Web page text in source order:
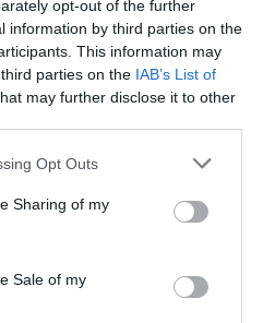
opt-out of the further
information by third parties on the
This information may
parties on the IAB’s List of
may further disclose it to other
Opt Outs
Sharing of my
Sale of my
!
SOUTENIR